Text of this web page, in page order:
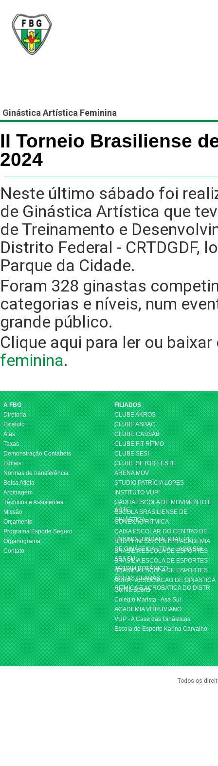
Ginástica Artística Feminina
II Torneio Brasiliense
2024
Neste último sábado foi
de Ginástica Artística que
de Treinamento e
Distrito Federal - CRTDGDF,
Parque da Cidade.
Foram 328 ginastas
categorias e níveis, num
grande público.
Clique aqui para ler ou
feminina.
A FBG
Diretoria
Estatuto
Atas
Taxas
Demonstração Contábeis
Editais
Normas de transferência
Bolsa Atleta
Arbitragem
Técnicos e Assistentes
Missão
Orçamento
Programa Esporte Seguro
Organograma
Contato
FILIADOS
CLUBE AKROS
CLUBE ASBAC
CLUBE CASSAB
CLUBE FIT RÍTMO
CLUBE SESI
CLUBE SETOR LESTE
ARENA MOV
STUDIO PATRÍCIA LOPES
INSTITUTO VUP!
GADITA ESCOLA DE MOVIMENTO E
ARTE
ESCOLA BRASILIENSE DE
GINÁSTICA
CONEXÃO RÍTMICA
CAIXA ESCOLAR DO CENTRO DE
ENSINO FUNDAMENTAL 01
BRD FITNESS CENTER ACADEMIA
DE GINÁSTICA LTDA - LAGO SUL
BRASILIA ESCOLA DE ESPORTES
ASA SUL
BRASILIA ESCOLA DE ESPORTES
JARDIM BOTÂNICO
BRASILIA ESCOLA DE ESPORTES
ÁGUAS CLARAS
AGRA - ASSOCIACAO DE GINASTICA
RITMICA E ACROBATICA DO DISTR
Gorilla Sports
Colégio Marista - Asa Sul
ACADEMIA VITRUVIANO
VUP - A Casa das Ginásticas
Escola de Esporte Karina Carvalho
Todos os